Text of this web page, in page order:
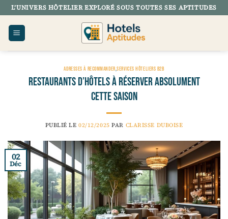
Passer
au
contenu
L’UNIVERS HÔTELIER EXPLORÉ SOUS TOUTES SES APTITUDES
ADRESSES À RECOMMANDER,SERVICES HÔTELIERS B2B
Restaurants d’hôtels à réserver absolument
cette saison
PUBLIÉ LE02/12/2025 PAR CLARISSE DUBOISE
02
Déc